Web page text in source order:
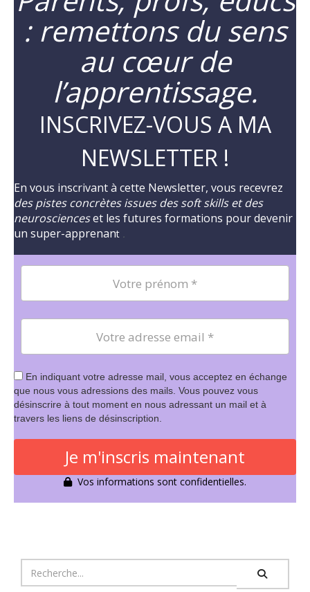
: remettons du sens
au cœur de
l’apprentissage.
INSCRIVEZ-VOUS A MA
NEWSLETTER !
En vous inscrivant à cette Newsletter, vous recevrez
des pistes concrètes issues des soft skills et des
neuroscienceset les futures formations pour devenir
un super-apprenant .
En indiquant votre adresse mail, vous acceptez en échange
que nous vous adressions des mails. Vous pouvez vous
désinscrire à tout moment en nous adressant un mail et à
travers les liens de désinscription.
Je m'inscris maintenant
Vos informations sont confidentielles.